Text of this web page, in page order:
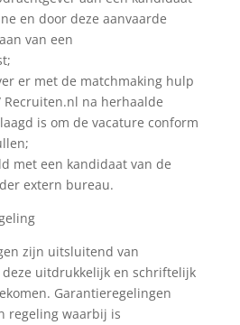
en door deze aanvaarde
van een
er met de matchmaking hulp
na herhaalde
is om de vacature conform
met een kandidaat van de
extern bureau.
zijn uitsluitend van
uitdrukkelijk en schriftelijk
Garantieregelingen
regeling waarbij is